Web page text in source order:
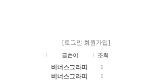
[로그인 회원가입]
글쓴이 조회
비너스그라피
1
비너스그라피
1